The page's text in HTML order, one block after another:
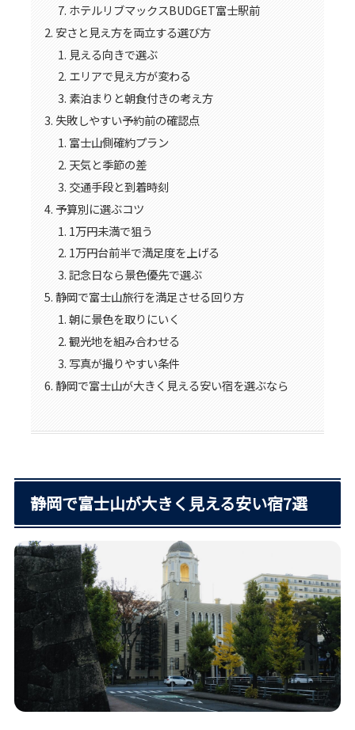
ホテルリブマックスBUDGET富士駅前
安さと見え方を両立する選び方
見える向きで選ぶ
エリアで見え方が変わる
素泊まりと朝食付きの考え方
失敗しやすい予約前の確認点
富士山側確約プラン
天気と季節の差
交通手段と到着時刻
予算別に選ぶコツ
1万円未満で狙う
1万円台前半で満足度を上げる
記念日なら景色優先で選ぶ
静岡で富士山旅行を満足させる回り方
朝に景色を取りにいく
観光地を組み合わせる
写真が撮りやすい条件
静岡で富士山が大きく見える安い宿を選ぶなら
静岡で富士山が大きく見える安い宿7選